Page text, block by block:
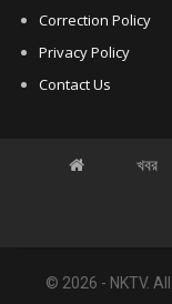
Correction Policy
Privacy Policy
Contact Us
খবর
© 2026 - NKTV.